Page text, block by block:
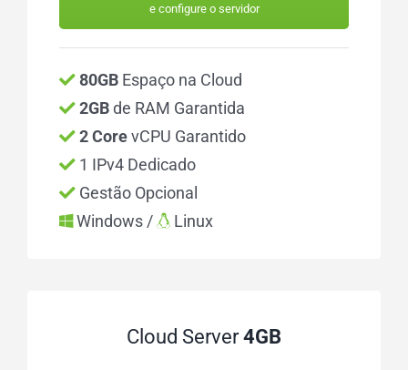
e configure o servidor
80GB Espaço na Cloud
2GB de RAM Garantida
2 Core vCPU Garantido
1 IPv4 Dedicado
Gestão Opcional
Windows /
Linux
Cloud Server4GB